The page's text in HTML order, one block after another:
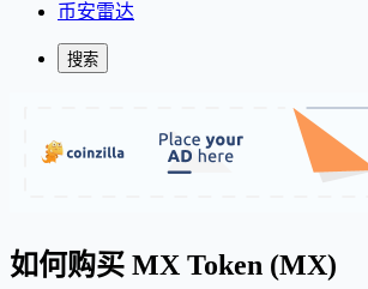
币安雷达
搜索
如何购买 MX Token (MX)